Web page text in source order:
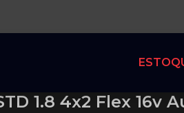
1.8 4x2 Flex 16v